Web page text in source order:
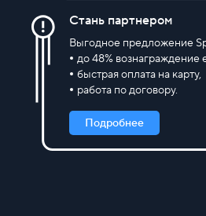
Стань партнером
Выгодное предложение
до 48% вознаграждение
быстрая оплата на карту,
работа по договору.
Подробнее